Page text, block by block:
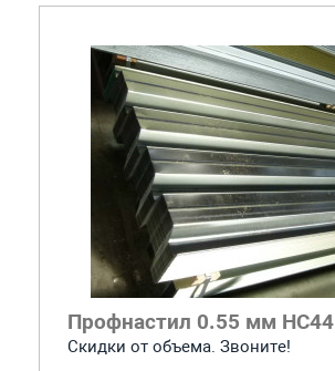
Профнастил 0.55 мм НС44
Скидки от объема. Звоните!